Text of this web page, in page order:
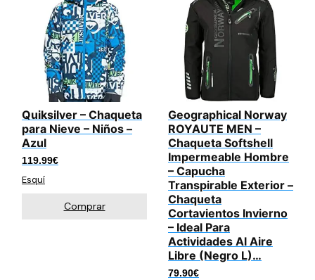
Quiksilver – Chaqueta
para Nieve – Niños –
Azul
119.99€
Esquí
Comprar
Geographical Norway
ROYAUTE MEN –
Chaqueta Softshell
Impermeable Hombre
– Capucha
Transpirable Exterior –
Chaqueta
Cortavientos Invierno
– Ideal Para
Actividades Al Aire
Libre (Negro L)…
79.90€